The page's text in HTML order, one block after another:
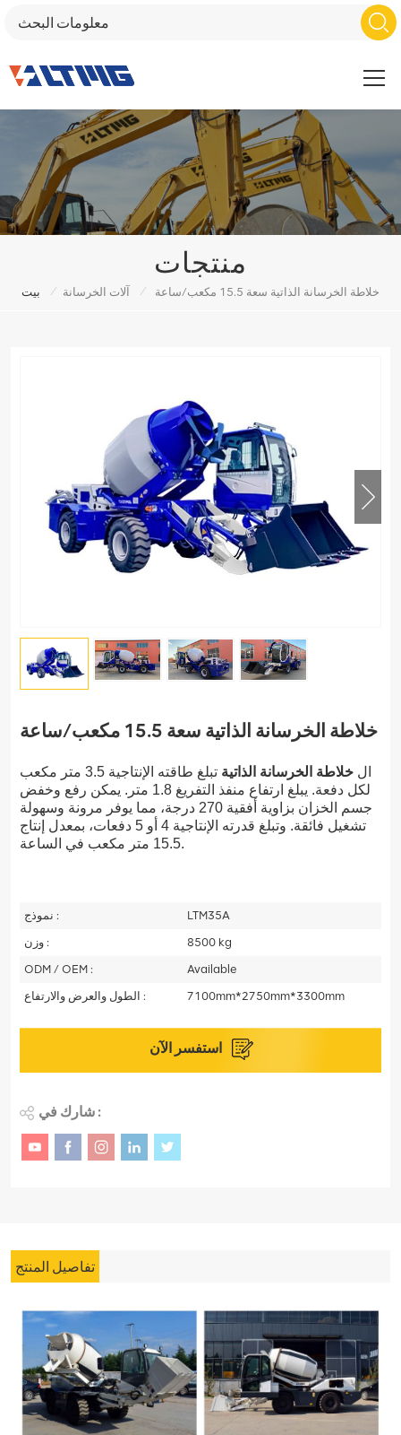
منتجات
بيت / آلات الخرسانة / خلاطة الخرسانة الذاتية سعة 15.5 مكعب/ساعة
خلاطة الخرسانة الذاتية سعة 15.5 مكعب/ساعة
ال خلاطة الخرسانة الذاتية
تبلغ طاقته الإنتاجية 3.5 متر مكعب
لكل دفعة. يبلغ ارتفاع منفذ التفريغ 1.8 متر. يمكن رفع وخفض
جسم الخزان بزاوية أفقية 270 درجة، مما يوفر مرونة وسهولة
تشغيل فائقة. وتبلغ قدرته الإنتاجية 4 أو 5 دفعات، بمعدل إنتاج
15.5 متر مكعب في الساعة.
نموذج :
LTM35A
وزن :
8500 kg
ODM / OEM :
Available
الطول والعرض والارتفاع :
7100mm*2750mm*3300mm
شارك في :
تفاصيل المنتج